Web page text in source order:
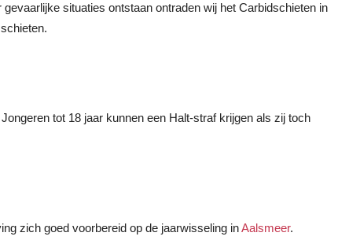
situaties ontstaan ontraden wij het Carbidschieten in
tot 18 jaar kunnen een Halt-straf krijgen als zij toch
zich goed voorbereid op de jaarwisseling inAalsmeer.